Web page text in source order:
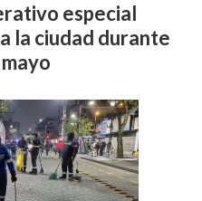
especial
la ciudad durante